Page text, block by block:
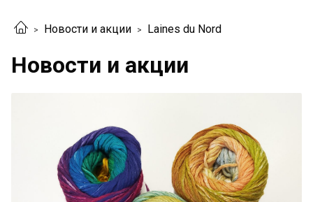
Новости и акции Laines du Nord
Новости и акции